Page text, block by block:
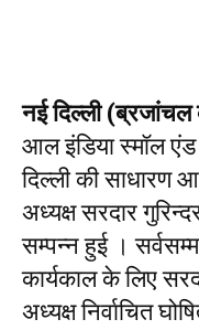
नई दिल्ली (ब्रजांचल
आल इंडिया स्मॉल
दिल्ली की साधारण
अध्यक्ष सरदार
सम्पन्न हुई ।
कार्यकाल के लिए
अध्यक्ष निर्वाचित